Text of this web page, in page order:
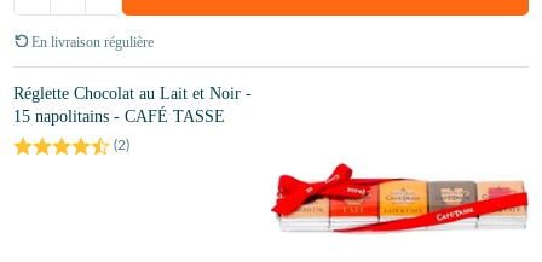
En livraison régulière
Réglette Chocolat au Lait et Noir -
15 napolitains - CAFÉ TASSE
(2)